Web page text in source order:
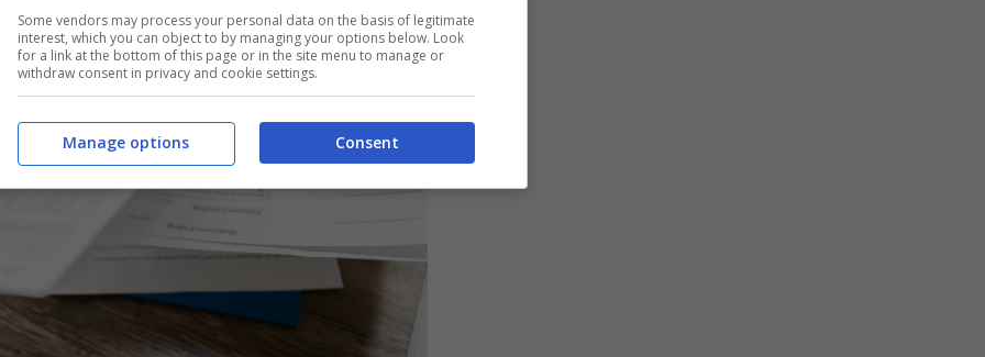
Some vendors may process your personal data on the basis of legitimate
interest, which you can object to by managing your options below. Look
for a link at the bottom of this page or in the site menu to manage or
withdraw consent in privacy and cookie settings.
Consent
Manage options